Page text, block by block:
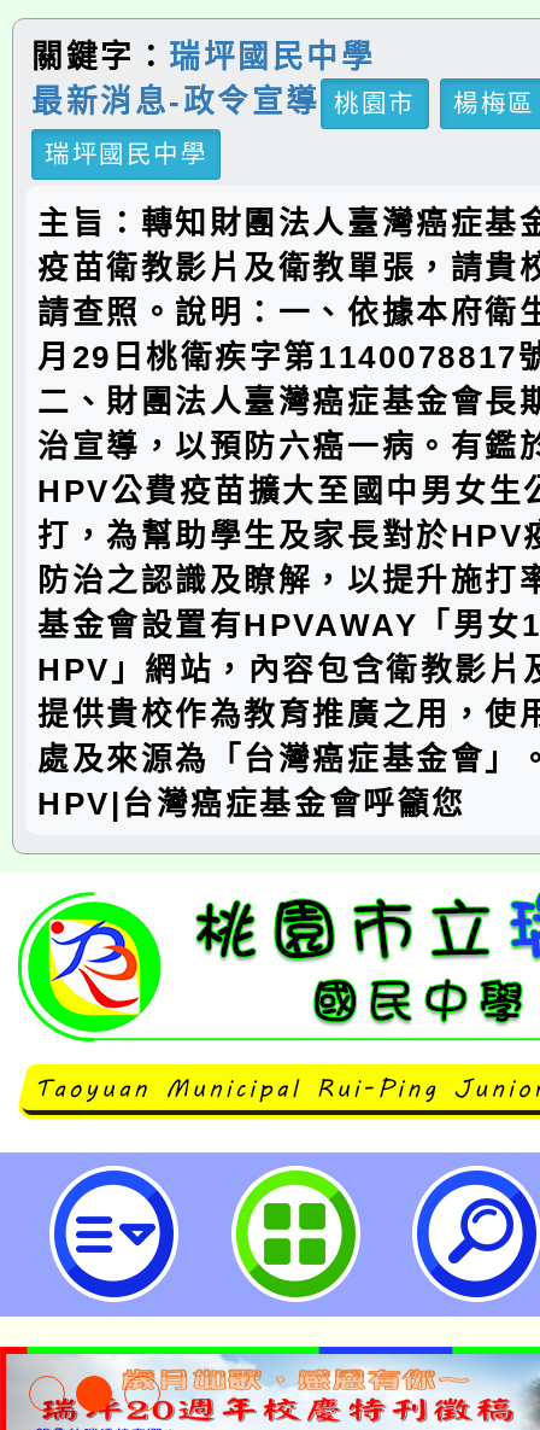
關鍵字： 瑞坪國民中學
最新消息-政令宣導
桃園市
楊梅區
瑞坪國民中學
主旨：轉知財團法人臺灣癌症基
疫苗衛教影片及衛教單張，請貴
請查照。說明：一、依據本府衛
月29日桃衛疾字第1140078817
二、財團法人臺灣癌症基金會長
治宣導，以預防六癌一病。有鑑
HPV公費疫苗擴大至國中男女生
打，為幫助學生及家長對於HPV
防治之認識及瞭解，以提升施打
基金會設置有HPVAWAY「男女
HPV」網站，內容包含衛教影片
提供貴校作為教育推廣之用，使
處及來源為「台灣癌症基金會」
HPV|台灣癌症基金會呼籲您
財團法人臺灣癌症基金會提供HPV
衛教單張-桃園市立瑞坪國民中學